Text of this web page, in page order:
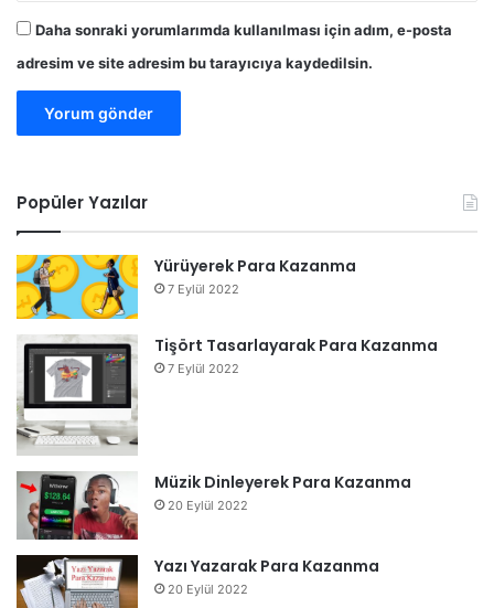
Daha sonraki yorumlarımda kullanılması için adım, e-posta
adresim ve site adresim bu tarayıcıya kaydedilsin.
Popüler Yazılar
Yürüyerek Para Kazanma
7 Eylül 2022
Tişört Tasarlayarak Para Kazanma
7 Eylül 2022
Müzik Dinleyerek Para Kazanma
20 Eylül 2022
Yazı Yazarak Para Kazanma
20 Eylül 2022